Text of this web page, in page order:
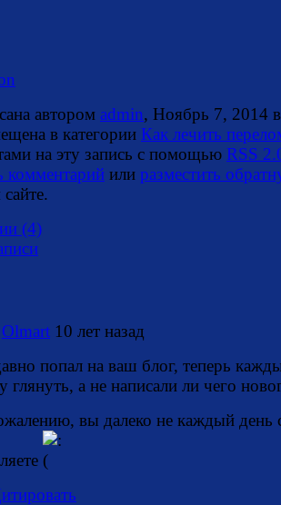
автором admin, Ноябрь 7, 2014 в
в категории Как лечить
на эту запись с помощью RSS
комментарий или разместить
(4)
Olmart 10 лет назад
попал на ваш блог, теперь
глянуть, а не написали ли чего
вы далеко не каждый день